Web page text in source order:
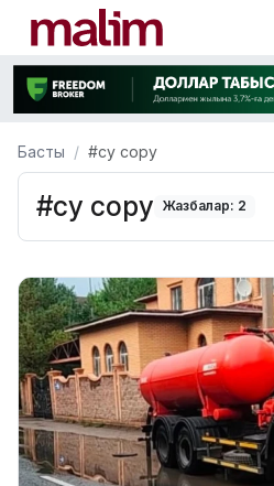
Басты #су сору
#су сору Жазбалар: 2